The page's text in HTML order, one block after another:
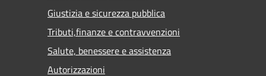
Giustizia e sicurezza pubblica
Tributi,finanze e contravvenzioni
Salute, benessere e assistenza
Autorizzazioni
ACCETTA TUTTO RIFIUTA TUTTO
MOSTRA DETTAGLI